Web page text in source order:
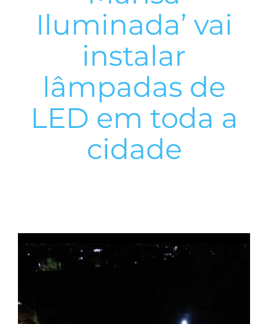
Iluminada’ vai
instalar
lâmpadas de
LED em toda a
cidade
View
Larger